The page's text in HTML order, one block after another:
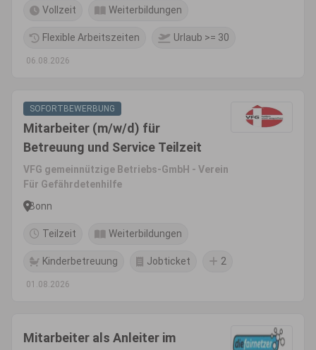
Vollzeit Weiterbildungen
Flexible Arbeitszeiten Urlaub >= 30
06.08.2026
SOFORTBEWERBUNG
Mitarbeiter (m/w/d) für
Betreuung und Service Teilzeit
VFG gemeinnützige Betriebs-GmbH - Verein
Für Gefährdetenhilfe
Bonn
Teilzeit Weiterbildungen
Kinderbetreuung Jobticket 2
01.08.2026
Mitarbeiter als Anleiter im